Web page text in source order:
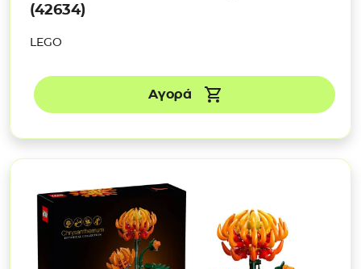
(42634)
LEGO
Αγορά